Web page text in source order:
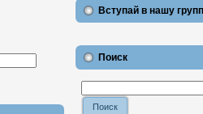
Вступай в нашу
Поиск